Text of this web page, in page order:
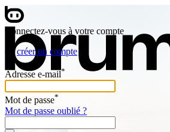
Connectez-vous à votre compte
oucréer un compte
Adresse e-mail*
Mot de passe*
Mot de passe oublié ?